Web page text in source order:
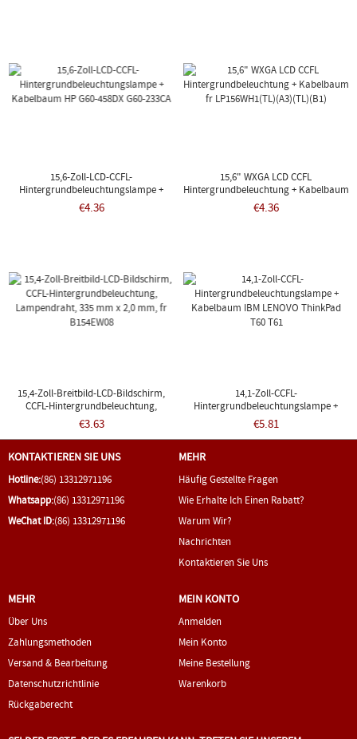
15,6-Zoll-LCD-CCFL-
Hintergrundbeleuchtungslampe +
Kabelbaum HP G60-458DX G60-233CA
€4.36
15,6" WXGA LCD CCFL
Hintergrundbeleuchtung + Kabelbaum
Fr LP156WH1(TL)(A3)(TL)(B1)
€4.36
15,4-Zoll-Breitbild-LCD-Bildschirm,
CCFL-Hintergrundbeleuchtung,
Lampendraht, 335 Mm X 2,0 Mm, Fr
B154EW08
€3.63
14,1-Zoll-CCFL-
Hintergrundbeleuchtungslampe +
Kabelbaum IBM LENOVO ThinkPad
T60 T61
€5.81
KONTAKTIEREN SIE UNS
Hotline:(86) 13312971196
Whatsapp:(86) 13312971196
WeChat ID:(86) 13312971196
MEHR
Häufig Gestellte Fragen
Wie Erhalte Ich Einen Rabatt?
Warum Wir?
Nachrichten
Kontaktieren Sie Uns
MEHR
Über Uns
Zahlungsmethoden
Versand & Bearbeitung
Datenschutzrichtlinie
Rückgaberecht
MEIN KONTO
Anmelden
Mein Konto
Meine Bestellung
Warenkorb